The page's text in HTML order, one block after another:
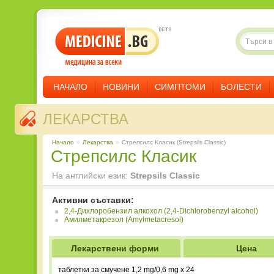
НАЧАЛО НОВИНИ СИМПТОМИ БОЛЕСТИ
ЛЕКАРСТВА
Начало » Лекарства » Стрепсилс Класик (Strepsils Classic)
Стрепсилс Класик
На английски език: Strepsils Classic
Активни съставки:
2,4-Дихлоробензил алкохол (2,4-Dichlorobenzyl alcohol)
Амилметакрезол (Amylmetacresol)
Лекарствени форми Цена
таблетки за смучене 1,2 mg/0,6 mg x 24